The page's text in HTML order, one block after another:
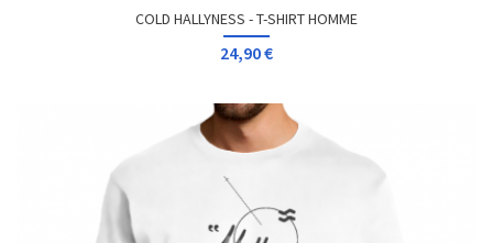
COLD HALLYNESS - T-SHIRT HOMME
24,90 €